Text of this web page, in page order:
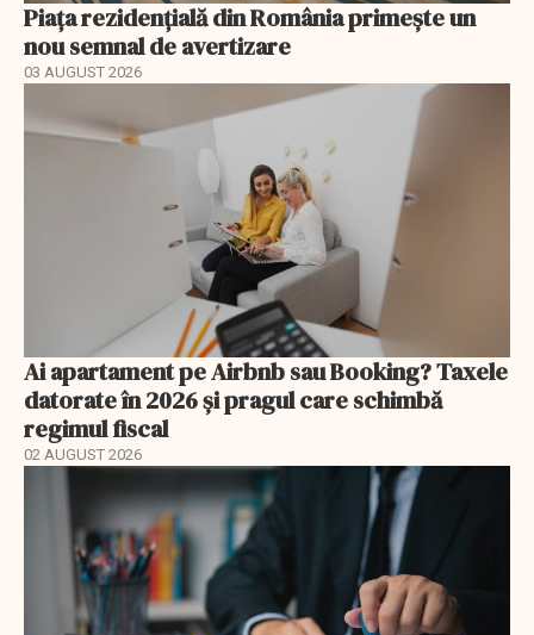
Piața rezidențială din România primește un
nou semnal de avertizare
03 AUGUST 2026
Ai apartament pe Airbnb sau Booking? Taxele
datorate în 2026 și pragul care schimbă
regimul fiscal
02 AUGUST 2026